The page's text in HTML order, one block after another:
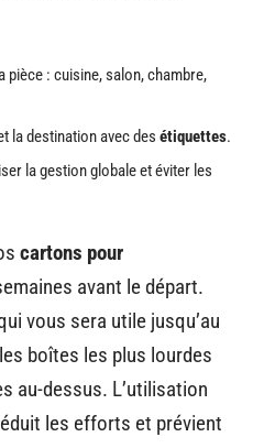
: cuisine, salon, chambre,
la destination avec des étiquettes.
la gestion globale et éviter les
cartons pour
avant le départ.
vous sera utile jusqu’au
boîtes les plus lourdes
au-dessus. L’utilisation
les efforts et prévient